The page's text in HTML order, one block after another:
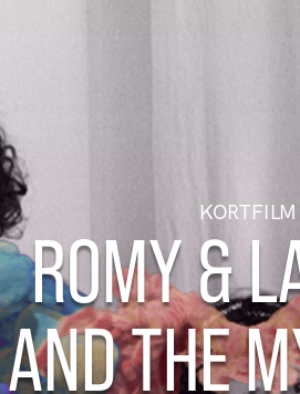
KORTFILM
ROMY &
AND THE